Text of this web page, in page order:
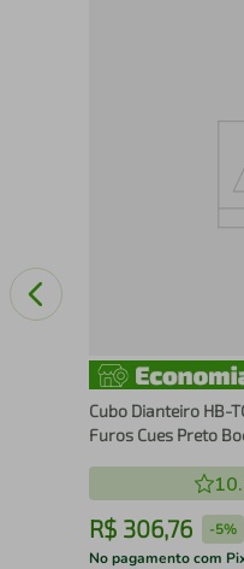
Cubo Dianteiro HB-
Furos Cues Preto
R$ 306,76 -5%
No pagamento com